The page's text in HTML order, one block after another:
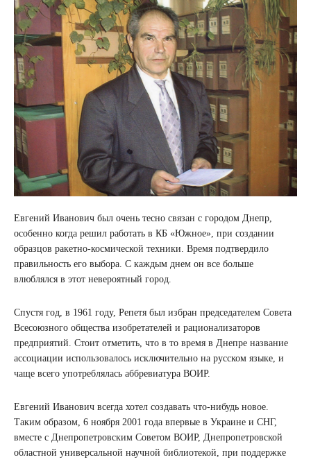
Евгений Иванович был очень тесно связан с городом Днепр,
особенно когда решил работать в КБ «Южное», при создании
образцов ракетно-космической техники. Время подтвердило
правильность его выбора. С каждым днем он все больше
влюблялся в этот невероятный город.
Спустя год, в 1961 году, Репетя был избран председателем Совета
Всесоюзного общества изобретателей и рационализаторов
предприятий. Стоит отметить, что в то время в Днепре название
ассоциации использовалось исключительно на русском языке, и
чаще всего употреблялась аббревиатура ВОИР.
Евгений Иванович всегда хотел создавать что-нибудь новое.
Таким образом, 6 ноября 2001 года впервые в Украине и СНГ,
вместе с Днепропетровским Советом ВОИР, Днепропетровской
областной универсальной научной библиотекой, при поддержке